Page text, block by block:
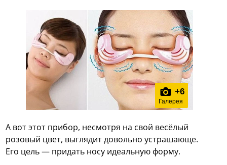
+6
Галерея
А вот этот прибор, несмотря на свой весёлый
розовый цвет, выглядит довольно устрашающе.
Его цель — придать носу идеальную форму.